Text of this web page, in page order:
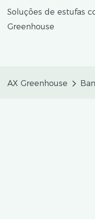
Soluções de estufas
Greenhouse
AX Greenhouse